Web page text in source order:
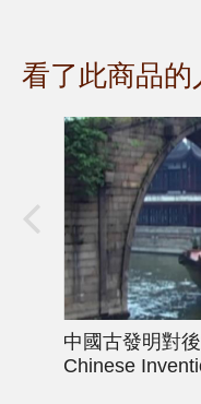
看了此商品
中國古發明對
Chinese